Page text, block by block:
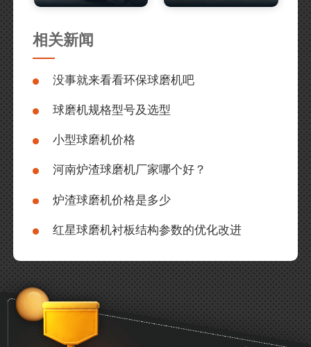
相关新闻
没事就来看看环保球磨机吧
球磨机规格型号及选型
小型球磨机价格
河南炉渣球磨机厂家哪个好？
炉渣球磨机价格是多少
红星球磨机衬板结构参数的优化改进